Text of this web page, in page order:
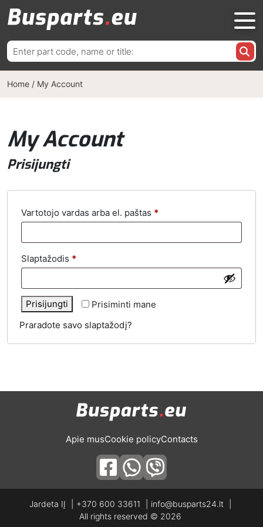
Ieškoti:
Home / My Account
My Account
Prisijungti
Vartotojo vardas arba el. paštas *
Slaptažodis *
Alternative: Prisiminti mane
Prisijungti
Praradote savo slaptažodį?
Apie musCookie policyContacts
Jardeta IĮ +370 600 33611
info@busparts24.lt
All rights reserved © 2026